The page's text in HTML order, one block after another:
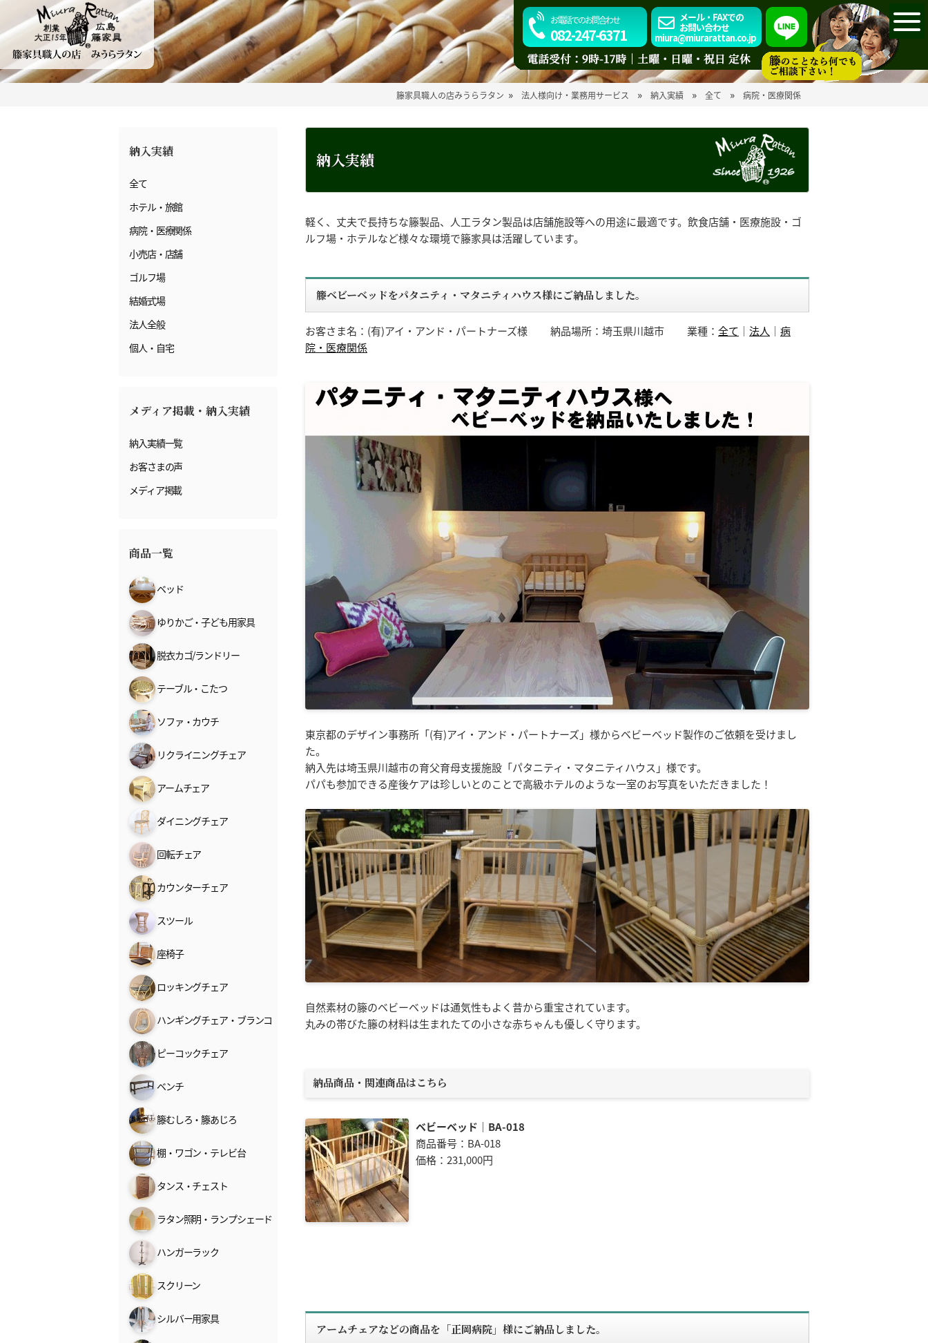
お電話でのお問合わせ
082-247-6371
メール・FAXでの
お問い合わせ
miura@miurarattan.co.jp
籐家具職人の店みうらラタン » 法人様向け・業務用サービス » 納入実績 » 全て » 病院・医療関係
納入実績
全て
ホテル・旅館
病院・医療関係
小売店・店舗
ゴルフ場
結婚式場
法人全般
個人・自宅
メディア掲載・納入実績
納入実績一覧
お客さまの声
メディア掲載
商品一覧
ベッド
ゆりかご・子ども用家具
脱衣カゴ/ランドリー
テーブル・こたつ
ソファ・カウチ
リクライニングチェア
アームチェア
ダイニングチェア
回転チェア
カウンターチェア
スツール
座椅子
ロッキングチェア
ハンギングチェア・ブランコ
ピーコックチェア
ベンチ
籐むしろ・籐あじろ
棚・ワゴン・テレビ台
タンス・チェスト
ラタン照明・ランプシェード
ハンガーラック
スクリーン
シルバー用家具
納入実績
軽く、丈夫で長持ちな籐製品、人工ラタン製品は店舗施設等への用途に最適です。飲食店舗・医療施設・ゴ
ルフ場・ホテルなど様々な環境で籐家具は活躍しています。
籐ベビーベッドをパタニティ・マタニティハウス様にご納品しました。
お客さま名：(有)アイ・アンド・パートナーズ様 納品場所：埼玉県川越市 業種： 全て ｜ 法人 ｜ 病
院・医療関係
東京都のデザイン事務所「(有)アイ・アンド・パートナーズ」様からベビーベッド製作のご依頼を受けまし
た。
納入先は埼玉県川越市の育父育母支援施設「パタニティ・マタニティハウス」様です。
パパも参加できる産後ケアは珍しいとのことで高級ホテルのような一室のお写真をいただきました！
自然素材の籐のベビーベッドは通気性もよく昔から重宝されています。
丸みの帯びた籐の材料は生まれたての小さな赤ちゃんも優しく守ります。
納品商品・関連商品はこちら
ベビーベッド｜BA-018
商品番号：BA-018
価格：231,000円
アームチェアなどの商品を「正岡病院」様にご納品しました。